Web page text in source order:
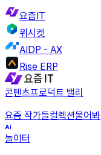
요즘IT
위시켓
AIDP - AX
Rise ERP
콘텐츠프로덕트 밸리
요즘 작가들컬렉션물어봐
놀이터